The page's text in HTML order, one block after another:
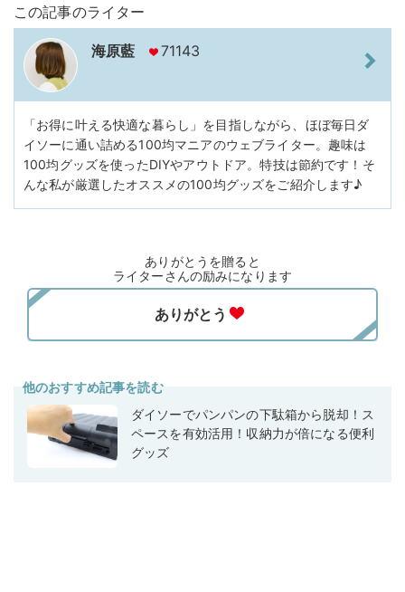
この記事のライター
海原藍 71143
「お得に叶える快適な暮らし」を目指しながら、ほぼ毎日ダ
イソーに通い詰める100均マニアのウェブライター。趣味は
100均グッズを使ったDIYやアウトドア。特技は節約です！そ
んな私が厳選したオススメの100均グッズをご紹介します♪
ありがとうを贈ると
ライターさんの励みになります
他のおすすめ記事を読む
ダイソーでパンパンの下駄箱から脱却！ス
ペースを有効活用！収納力が倍になる便利
グッズ